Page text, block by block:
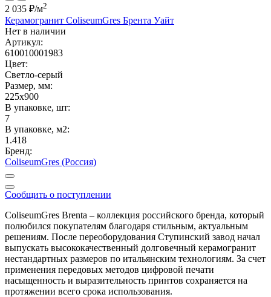
2 035 ₽/м2
Керамогранит ColiseumGres Брента Уайт
Нет в наличии
Артикул:
610010001983
Цвет:
Светло-серый
Размер, мм:
225x900
В упаковке, шт:
7
В упаковке, м2:
1.418
Бренд:
ColiseumGres (Россия)
Сообщить о поступлении
ColiseumGres Brenta – коллекция российского бренда, который
полюбился покупателям благодаря стильным, актуальным
решениям. После переоборудования Ступинский завод начал
выпускать высококачественный долговечный керамогранит
нестандартных размеров по итальянским технологиям. За счет
применения передовых методов цифровой печати
насыщенность и выразительность принтов сохраняется на
протяжении всего срока использования.